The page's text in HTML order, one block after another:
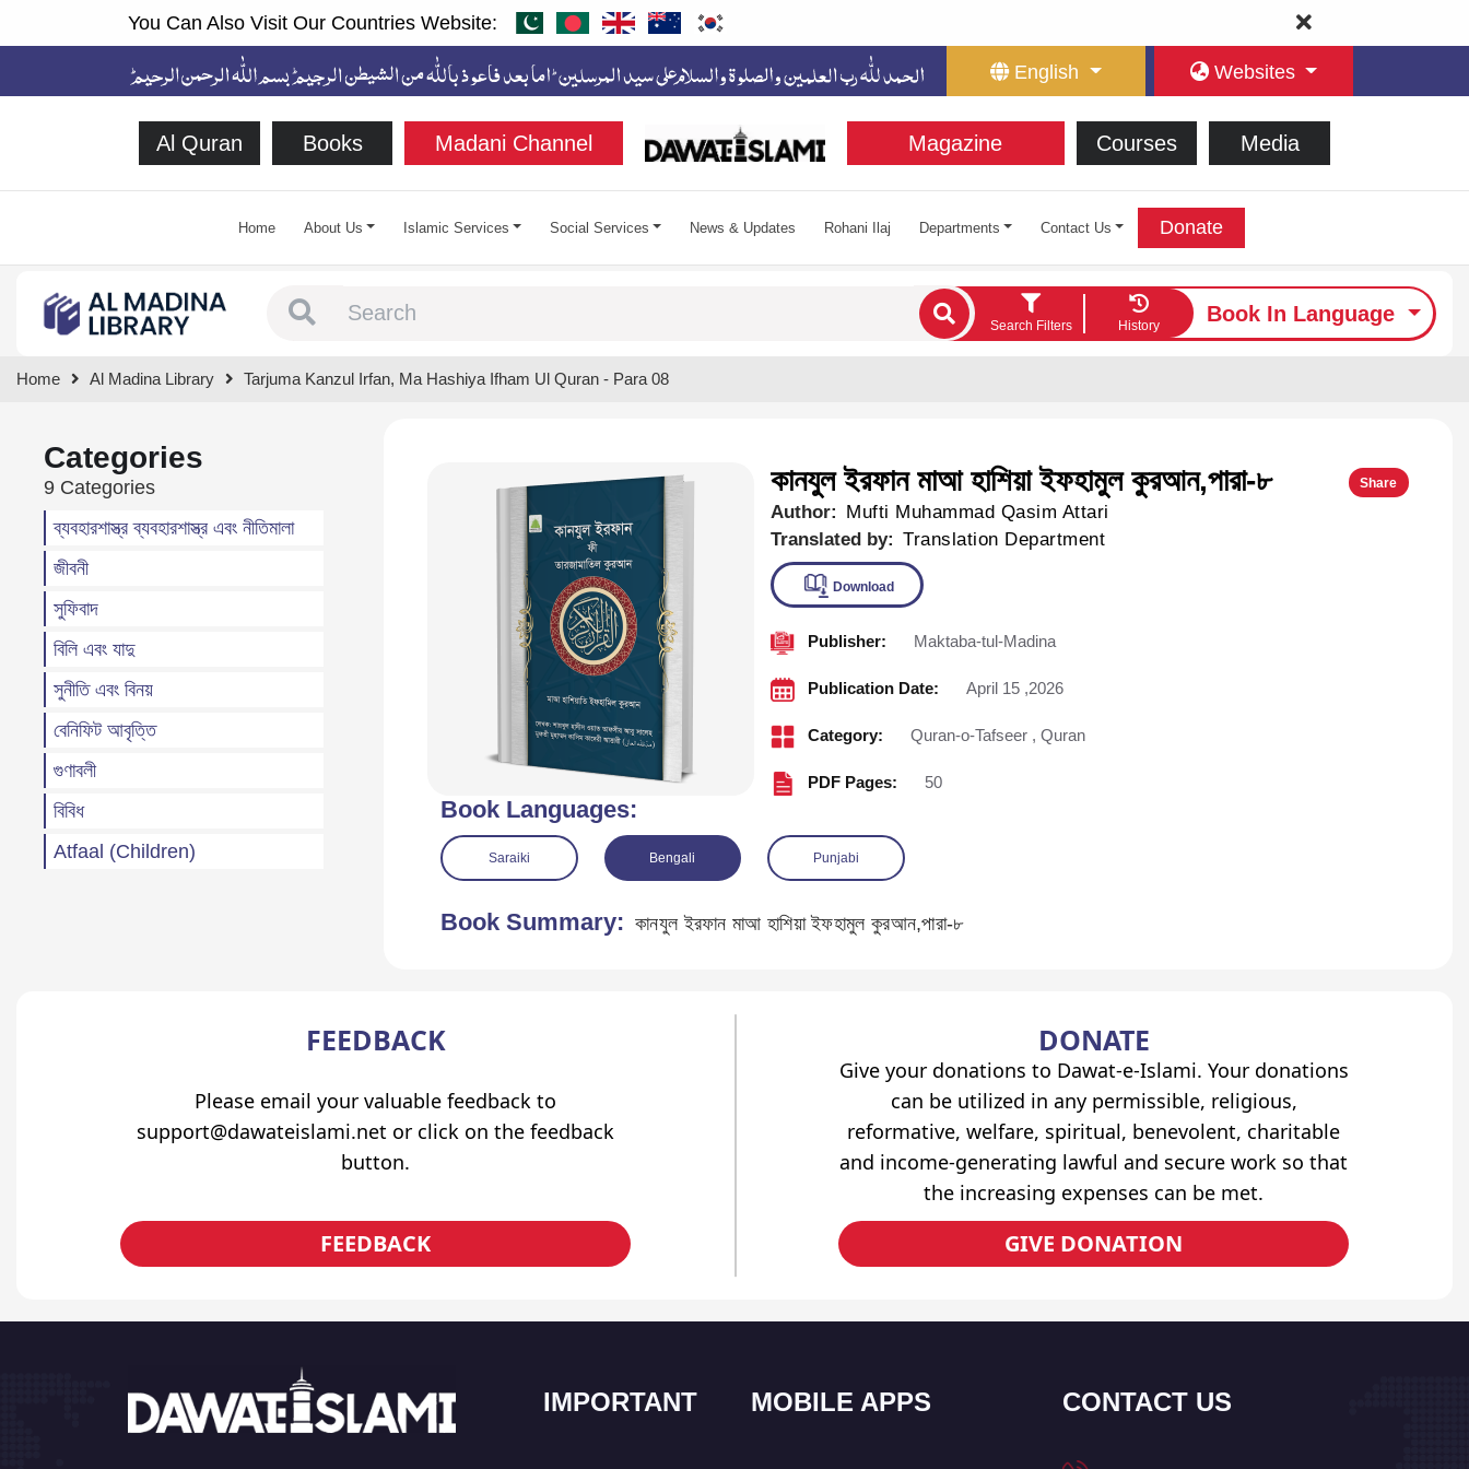
You Can Also Visit Our Countries Website:
English Websites
Al Quran Books Madani Channel Magazine Courses Media
Home About Us Islamic Services Social Services News & Updates Rohani Ilaj Departments Contact Us Donate
Search Filters History
Book In Language
Home Al Madina Library Tarjuma Kanzul Irfan, Ma Hashiya Ifham Ul Quran - Para 08
Categories
9 Categories
ব্যবহারশাস্ত্র ব্যবহারশাস্ত্র এবং নীতিমালা
জীবনী
সুফিবাদ
বিলি এবং যাদু
সুনীতি এবং বিনয়
বেনিফিট আবৃত্তি
গুণাবলী
বিবিধ
Atfaal (Children)
কানযুল ইরফান মাআ হাশিয়া ইফহামুল কুরআন,পারা-৮ Share
Author: Mufti Muhammad Qasim Attari
Translated by: Translation Department
Download
Publisher: Maktaba-tul-Madina
Publication Date: April 15 ,2026
Category: Quran-o-Tafseer , Quran
PDF Pages: 50
Book Languages:
Saraiki Bengali Punjabi
Book Summary: কানযুল ইরফান মাআ হাশিয়া ইফহামুল কুরআন,পারা-৮
FEEDBACK
Please email your valuable feedback to
support@dawateislami.net or click on the feedback
button.
FEEDBACK
DONATE
Give your donations to Dawat-e-Islami. Your donations
can be utilized in any permissible, religious,
reformative, welfare, spiritual, benevolent, charitable
and income-generating lawful and secure work so that
the increasing expenses can be met.
GIVE DONATION
IMPORTANT MOBILE APPS CONTACT US